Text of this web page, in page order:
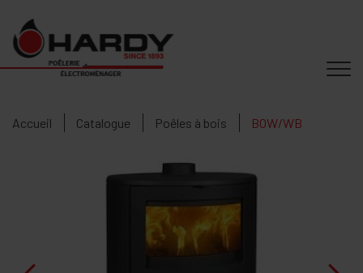
Accueil Catalogue Poêles à bois BOW/WB